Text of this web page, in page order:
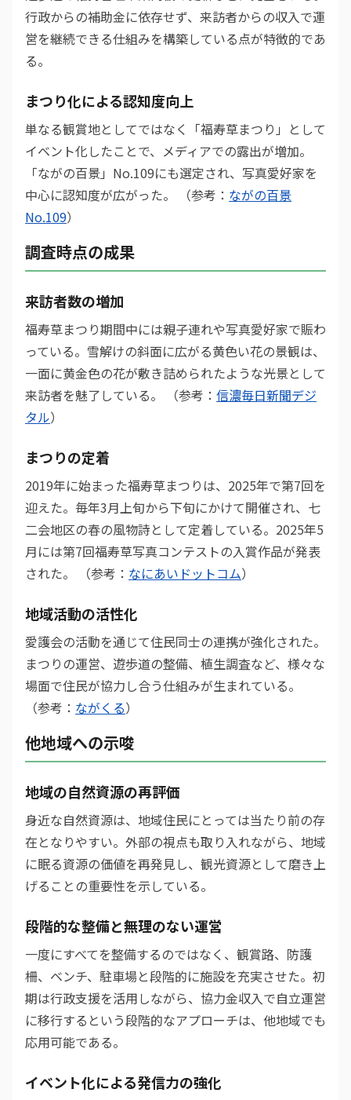
行政からの補助金に依存せず、来訪者からの収入で運
営を継続できる仕組みを構築している点が特徴的であ
る。
まつり化による認知度向上
単なる観賞地としてではなく「福寿草まつり」として
イベント化したことで、メディアでの露出が増加。
「ながの百景」No.109にも選定され、写真愛好家を
中心に認知度が広がった。 （参考： ながの百景
No.109）
調査時点の成果
来訪者数の増加
福寿草まつり期間中には親子連れや写真愛好家で賑わ
っている。雪解けの斜面に広がる黄色い花の景観は、
一面に黄金色の花が敷き詰められたような光景として
来訪者を魅了している。 （参考： 信濃毎日新聞デジ
タル）
まつりの定着
2019年に始まった福寿草まつりは、2025年で第7回を
迎えた。毎年3月上旬から下旬にかけて開催され、七
二会地区の春の風物詩として定着している。2025年5
月には第7回福寿草写真コンテストの入賞作品が発表
された。 （参考： なにあいドットコム）
地域活動の活性化
愛護会の活動を通じて住民同士の連携が強化された。
まつりの運営、遊歩道の整備、植生調査など、様々な
場面で住民が協力し合う仕組みが生まれている。
（参考： ながくる）
他地域への示唆
地域の自然資源の再評価
身近な自然資源は、地域住民にとっては当たり前の存
在となりやすい。外部の視点も取り入れながら、地域
に眠る資源の価値を再発見し、観光資源として磨き上
げることの重要性を示している。
段階的な整備と無理のない運営
一度にすべてを整備するのではなく、観賞路、防護
柵、ベンチ、駐車場と段階的に施設を充実させた。初
期は行政支援を活用しながら、協力金収入で自立運営
に移行するという段階的なアプローチは、他地域でも
応用可能である。
イベント化による発信力の強化